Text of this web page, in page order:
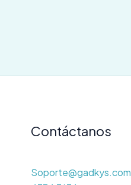
Contáctanos
Soporte@gadkys.com